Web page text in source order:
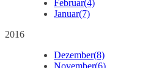
Februar(4)
Januar(7)
2016
Dezember(8)